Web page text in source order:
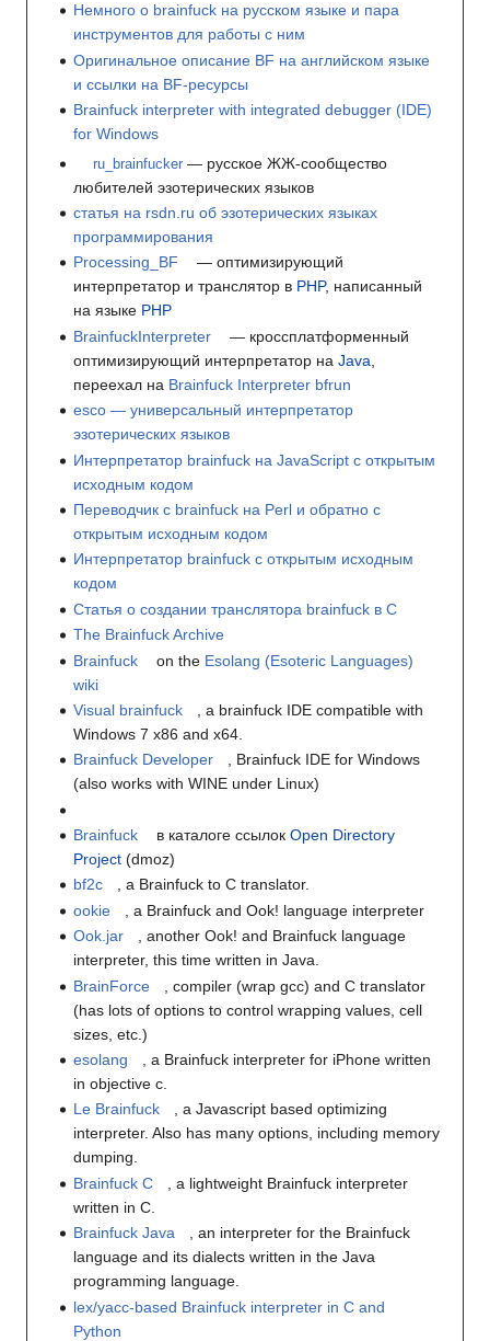
Немного о brainfuck на русском языке и пара
инструментов для работы с ним
Оригинальное описание BF на английском языке
и ссылки на BF-ресурсы
Brainfuck interpreter with integrated debugger (IDE)
for Windows
ru_brainfucker— русское ЖЖ-сообщество
любителей эзотерических языков
статья на rsdn.ru об эзотерических языках
программирования
Processing_BF
— оптимизирующий
интерпретатор и транслятор в PHP, написанный
на языке PHP
BrainfuckInterpreter
— кроссплатформенный
оптимизирующий интерпретатор наJava
переехал на Brainfuck Interpreter bfrun
esco — универсальный интерпретатор
эзотерических языков
Интерпретатор brainfuck на JavaScript с открытым
исходным кодом
Переводчик с brainfuck на Perl и обратно с
открытым исходным кодом
Интерпретатор brainfuck с открытым исходным
кодом
Статья о создании транслятора brainfuck в C
The Brainfuck Archive
Brainfuck
on the Esolang (Esoteric Languages)
wiki
Visual brainfuck
, a brainfuck IDE compatible with
Windows 7 x86 and x64.
Brainfuck Developer
, Brainfuck IDE for Windows
(also works with WINE under Linux)
Brainfuck в каталоге ссылокOpen Directory
Project (dmoz)
bf2c
, a Brainfuck to C translator.
ookie
, a Brainfuck and Ook! language interpreter
Ook.jar
, another Ook! and Brainfuck language
interpreter, this time written in Java.
BrainForce
, compiler (wrap gcc) and C translator
(has lots of options to control wrapping values, cell
sizes, etc.)
esolang
, a Brainfuck interpreter for iPhone written
in objective c.
Le Brainfuck
, a Javascript based optimizing
interpreter. Also has many options, including memory
dumping.
Brainfuck C
, a lightweight Brainfuck interpreter
written in C.
Brainfuck Java
, an interpreter for the Brainfuck
language and its dialects written in the Java
programming language.
lex/yacc-based Brainfuck interpreter in C and
Python